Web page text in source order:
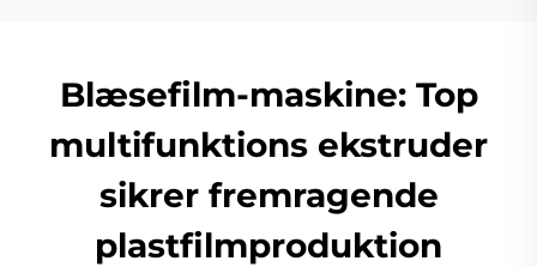
Blæsefilm-maskine: Top
multifunktions ekstruder
sikrer fremragende
plastfilmproduktion